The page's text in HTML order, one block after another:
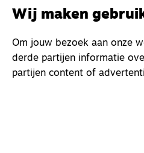
Wij maken
Om jouw bezoek aan onze
derde partijen informatie
partijen content of